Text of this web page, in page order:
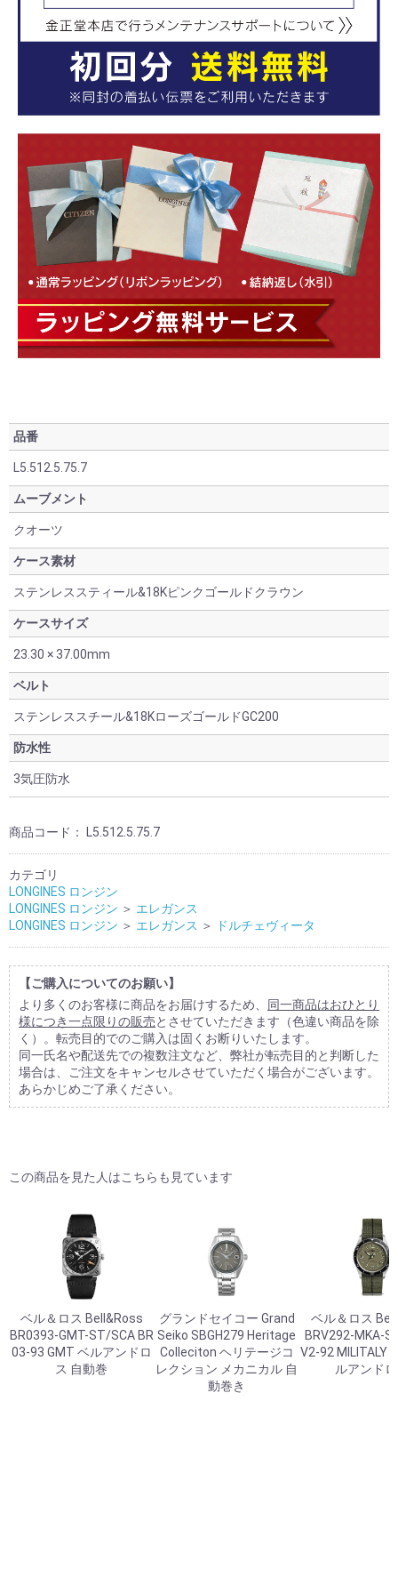
品番
L5.512.5.75.7
ムーブメント
クオーツ
ケース素材
ステンレススティール&18Kピンクゴールドクラウン
ケースサイズ
23.30 × 37.00mm
ベルト
ステンレススチール&18KローズゴールドGC200
防水性
3気圧防水
商品コード： L5.512.5.75.7
カテゴリ
LONGINES ロンジン
LONGINES ロンジン ＞ エレガンス
LONGINES ロンジン ＞ エレガンス ＞ ドルチェヴィータ
【ご購入についてのお願い】
より多くのお客様に商品をお届けするため、
同一商品はおひとり
様につき一点限りの販売とさせていただきます（色違い商品を除
く）。転売目的でのご購入は固くお断りいたします。
同一氏名や配送先での複数注文など、弊社が転売目的と判断した
場合は、ご注文をキャンセルさせていただく場合がございます。
あらかじめご了承ください。
この商品を見た人はこちらも見ています
ベル＆ロス Bell&Ross
BR0393-GMT-ST/SCA BR
03-93 GMT ベルアンドロ
ス 自動巻
グランドセイコー Grand
Seiko SBGH279 Heritage
Colleciton ヘリテージコ
レクション メカニカル 自
動巻き
ベル＆ロス
BRV292-MKA-
V2-92 MILITALY
ルアンド